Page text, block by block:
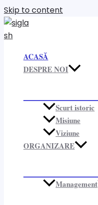
Skip to content
ACASĂ
DESPRE NOI
Scurt istoric
Misiune
Viziune
ORGANIZARE​
Management